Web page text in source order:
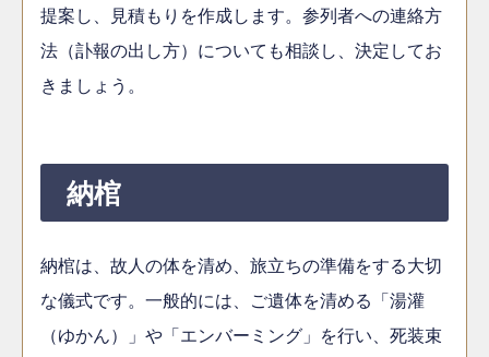
提案し、見積もりを作成します。参列者への連絡方
法（訃報の出し方）についても相談し、決定してお
きましょう。
納棺
納棺は、故人の体を清め、旅立ちの準備をする大切
な儀式です。一般的には、ご遺体を清める「湯灌
（ゆかん）」や「エンバーミング」を行い、死装束